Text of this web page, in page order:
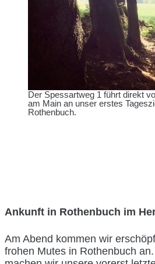
Der Spessartweg 1 führt direkt
am Main an unser erstes
Rothenbuch.
Ankunft in Rothenbuch im
Am Abend kommen wir
frohen Mutes in Rothenbuch